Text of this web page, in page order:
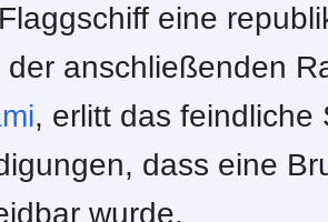
eine
der anschließenden
, erlitt das feindliche
dass eine
wurde.